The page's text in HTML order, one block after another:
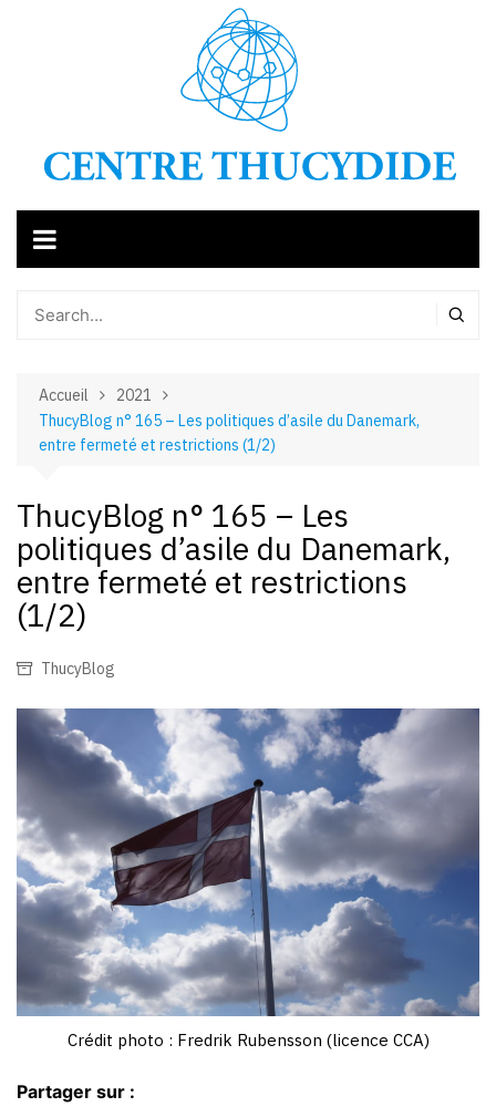
Accueil
2021
ThucyBlog n° 165 – Les politiques d’asile du Danemark,
entre fermeté et restrictions (1/2)
ThucyBlog n° 165 – Les
politiques d’asile du Danemark,
entre fermeté et restrictions
(1/2)
ThucyBlog
Crédit photo : Fredrik Rubensson (licence CCA)
Partager sur :